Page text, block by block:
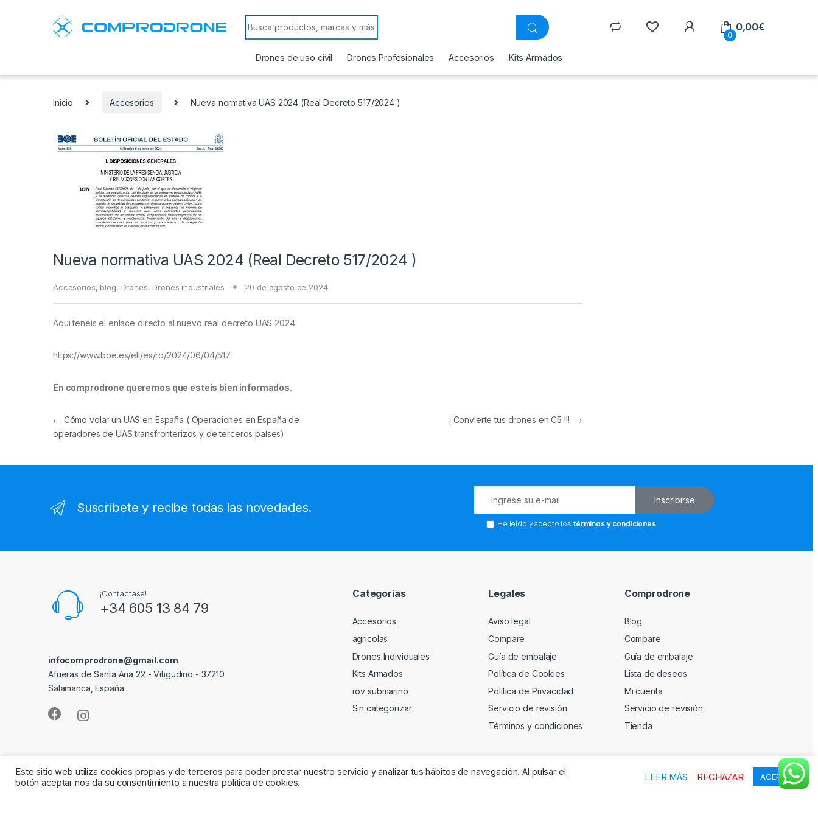
Search for:
0
0,00€
Drones de uso civil Drones Profesionales Accesorios Kits Armados
Inicio Accesorios Nueva normativa UAS 2024 (Real Decreto 517/2024 )
Nueva normativa UAS 2024 (Real Decreto 517/2024 )
Accesorios, blog, Drones, Drones industriales 20 de agosto de 2024
Aqui teneis el enlace directo al nuevo real decreto UAS 2024.
https://www.boe.es/eli/es/rd/2024/06/04/517
En comprodrone queremos que esteis bien informados.
Navegación de entradas
← Cómo volar un UAS en España ( Operaciones en España de
operadores de UAS transfronterizos y de terceros países)
¡ Convierte tus drones en C5 !!! →
Suscríbete y recibe todas las novedades.
Inscribirse
He leído y acepto los términos y condiciones
¡Contactase!
+34 605 13 84 79
infocomprodrone@gmail.com
Afueras de Santa Ana 22 - Vitigudino - 37210
Salamanca, España.
Categorías
Accesorios
agricolas
Drones Individuales
Kits Armados
rov submarino
Sin categorizar
Legales
Aviso legal
Compare
Guía de embalaje
Política de Cookies
Política de Privacidad
Servicio de revisión
Términos y condiciones
Comprodrone
Blog
Compare
Guía de embalaje
Lista de deseos
Mi cuenta
Servicio de revisión
Tienda
© 2021 ComproDrone - byTuxdi
Este sitio web utiliza cookies propias y de terceros para poder prestar nuestro servicio y analizar tus hábitos de navegación. Al pulsar el
botón aceptar nos da su consentimiento a nuestra política de cookies.
LEER MÁS RECHAZAR ACEPTAR